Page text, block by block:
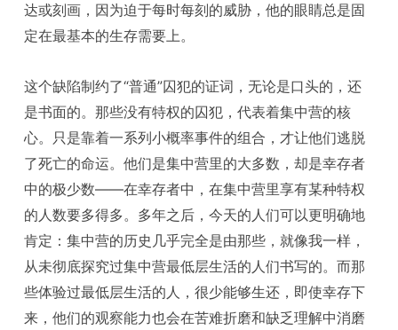
达或刻画，因为迫于每时每刻的威胁，他的眼睛总是固
定在最基本的生存需要上。
这个缺陷制约了“普通”囚犯的证词，无论是口头的，还
是书面的。那些没有特权的囚犯，代表着集中营的核
心。只是靠着一系列小概率事件的组合，才让他们逃脱
了死亡的命运。他们是集中营里的大多数，却是幸存者
中的极少数——在幸存者中，在集中营里享有某种特权
的人数要多得多。多年之后，今天的人们可以更明确地
肯定：集中营的历史几乎完全是由那些，就像我一样，
从未彻底探究过集中营最低层生活的人们书写的。而那
些体验过最低层生活的人，很少能够生还，即使幸存下
来，他们的观察能力也会在苦难折磨和缺乏理解中消磨